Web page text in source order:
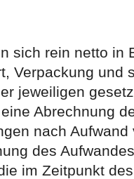
sich rein netto in
Verpackung und
jeweiligen
Abrechnung
nach
des
im Zeitpunkt